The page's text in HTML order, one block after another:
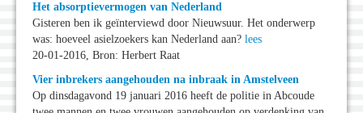
Het absorptievermogen van Nederland
Gisteren ben ik geïnterviewd door Nieuwsuur. Het onderwerp
was: hoeveel asielzoekers kan Nederland aan? lees
20-01-2016, Bron: Herbert Raat
Vier inbrekers aangehouden na inbraak in Amstelveen
Op dinsdagavond 19 januari 2016 heeft de politie in Abcoude